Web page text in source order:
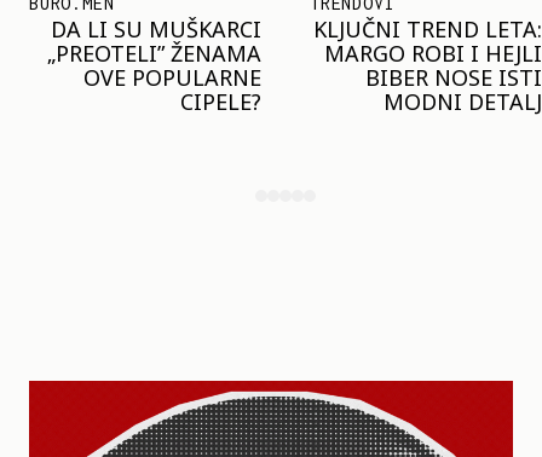
KLJUČNI TREND LETA:
MARGO ROBI I HEJLI
BIBER NOSE ISTI
MODNI DETALJ
JOŠ JE RANO ZA JAKNE
– ALI U RESERVED JE
STIGAO MODEL KOJI
ĆE BITI VELIKI TREND